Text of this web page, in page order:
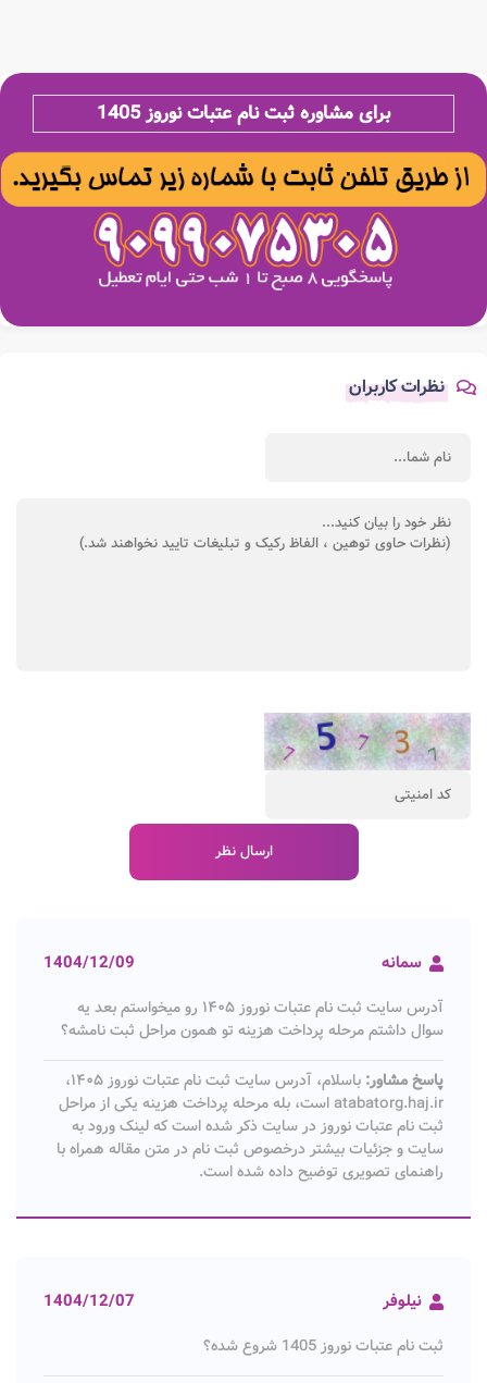
برای مشاوره ثبت نام عتبات نوروز 1405
نظرات کاربران
سمانه 1404/12/09
آدرس سایت ثبت نام عتبات نوروز ۱۴۰۵ رو میخواستم بعد یه
سوال داشتم مرحله پرداخت هزینه تو همون مراحل ثبت نامشه؟
پاسخ مشاور:
باسلام، آدرس سایت ثبت نام عتبات نوروز ۱۴۰۵،
atabatorg.haj.ir است، بله مرحله پرداخت هزینه یکی از مراحل
ثبت نام عتبات نوروز در سایت ذکر شده است که لینک ورود به
سایت و جزئیات بیشتر درخصوص ثبت نام در متن مقاله همراه با
راهنمای تصویری توضیح داده شده است.
نیلوفر 1404/12/07
ثبت نام عتبات نوروز 1405 شروع شده؟